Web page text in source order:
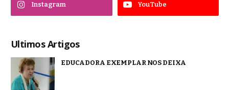
Instagram YouTube
Ultimos Artigos
EDUCADORA EXEMPLAR NOS DEIXA